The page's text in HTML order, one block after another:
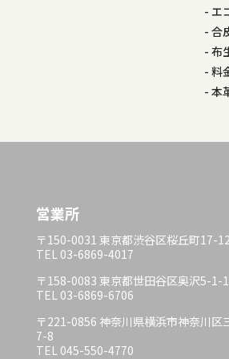
エ
合
布
料
本
営業所
〒150-0031 東京都渋谷区桜丘町17-12
TEL 03-6869-4017
〒158-0083 東京都世田谷区奥沢5-1-
TEL 03-6869-6706
〒221-0856 神奈川県横浜市神奈川区
7-8
TEL 045-550-4770